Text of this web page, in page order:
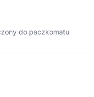
do paczkomatu